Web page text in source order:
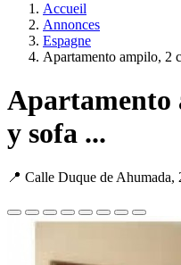
Accueil
Annonces
Espagne
Apartamento ampilo, 2
Apartamento
y sofa ...
📍 Calle Duque de